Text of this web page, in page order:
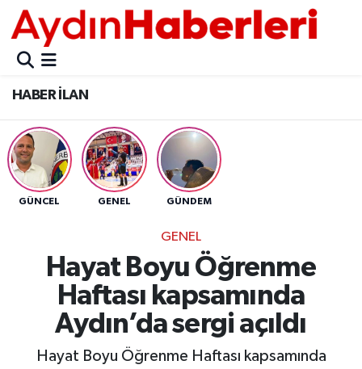
HABER İLAN
GÜNCEL GENEL GÜNDEM
GENEL
Hayat Boyu Öğrenme
Haftası kapsamında
Aydın’da sergi açıldı
Hayat Boyu Öğrenme Haftası kapsamında
GÜNCEL
POLİTİKA
BELEDİYELER
ASAYİŞ
BÜLTEN
ÇEVRE
DIŞ
Aydın Nöbetçi Eczaneler
Aydın Hava Durumu
Aydin Namaz Vakitleri
Aydın Trafik Yoğunluk Haritası
Tüm Manşetler
Son Dakika Haberleri
Haber Arşivi